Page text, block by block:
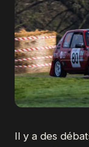
Il y a des